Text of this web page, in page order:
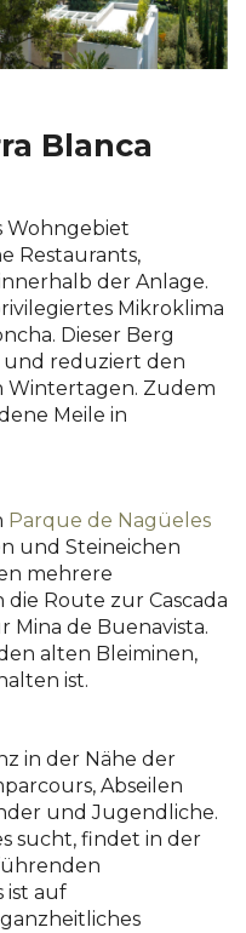
Blanca
Wohngebiet
Restaurants,
der Anlage.
Mikroklima
Dieser Berg
und reduziert den
Wintertagen. Zudem
Meile in
Parque de Nagüeles
und Steineichen
mehrere
Route zur Cascada
Mina de Buenavista.
alten Bleiminen,
ist.
in der Nähe der
Abseilen
und Jugendliche.
sucht, findet in der
ist auf